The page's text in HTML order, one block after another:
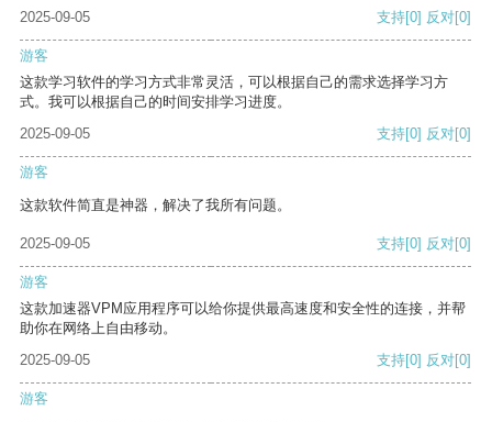
2025-09-05
支持[0] 反对[0]
游客
这款学习软件的学习方式非常灵活，可以根据自己的需求选择学习方
式。我可以根据自己的时间安排学习进度。
2025-09-05
支持[0] 反对[0]
游客
这款软件简直是神器，解决了我所有问题。
2025-09-05 支持[0] 反对[0]
游客
这款加速器VPM应用程序可以给你提供最高速度和安全性的连接，并帮
助你在网络上自由移动。
2025-09-05
支持[0] 反对[0]
游客